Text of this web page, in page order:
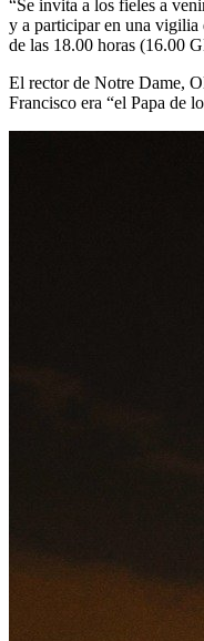
“Se invita a los fieles a
y a participar en una vigilia
de las 18.00 horas (16.00
El rector de Notre Dame,
Francisco era “el Papa de